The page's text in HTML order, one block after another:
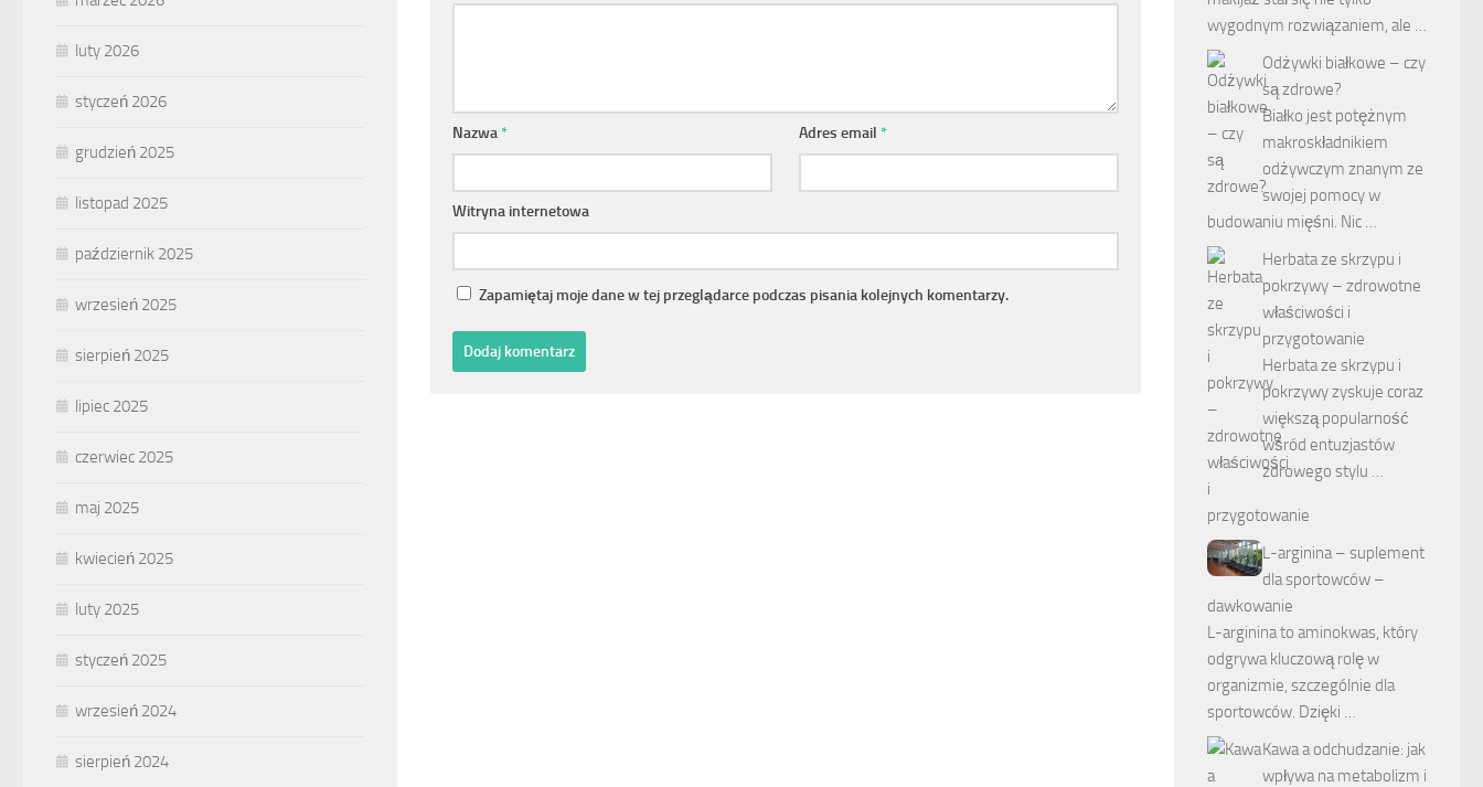
Nazwa* Adres email*
Witryna internetowa
Zapamiętaj moje dane w tej przeglądarce podczas pisania kolejnych komentarzy.
luty 2026
styczeń 2026
grudzień 2025
listopad 2025
październik 2025
wrzesień 2025
sierpień 2025
lipiec 2025
czerwiec 2025
maj 2025
kwiecień 2025
luty 2025
styczeń 2025
wrzesień 2024
sierpień 2024
wygodnym rozwiązaniem, ale …
Odżywki białkowe – czy
są zdrowe?
Białko jest potężnym
makroskładnikiem
odżywczym znanym ze
swojej pomocy w
budowaniu mięśni. Nic …
Herbata ze skrzypu i
pokrzywy – zdrowotne
właściwości i
przygotowanie
Herbata ze skrzypu i
pokrzywy zyskuje coraz
większą popularność
wśród entuzjastów
zdrowego stylu …
L-arginina – suplement
dla sportowców –
dawkowanie
L-arginina to aminokwas, który
odgrywa kluczową rolę w
organizmie, szczególnie dla
sportowców. Dzięki …
Kawa a odchudzanie: jak
wpływa na metabolizm i